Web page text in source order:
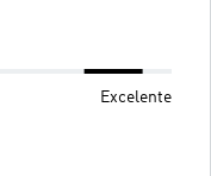
Excelente